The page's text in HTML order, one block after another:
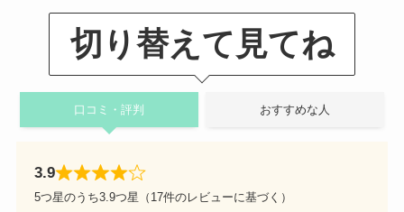
切り替えて見てね
口コミ・評判 おすすめな人
3.9
5つ星のうち3.9つ星（17件のレビューに基づく）